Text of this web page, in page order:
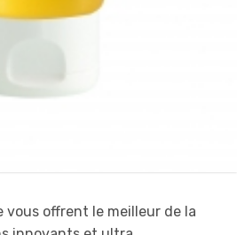
vous offrent le meilleur de la